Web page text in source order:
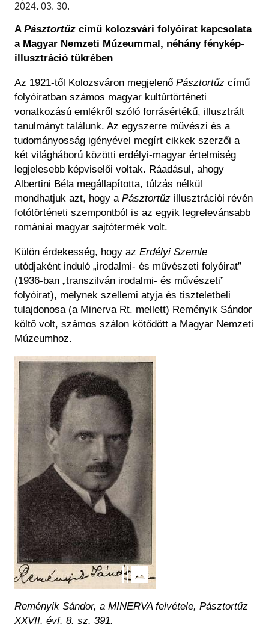
Régészet
Felnőttképzés
Közérdekű adatok
Történeti Fényképtár
Éremtár
Központi Könyvtár
2024. 03. 30.
A Pásztortűz című kolozsvári folyóirat kapcsolata
a Magyar Nemzeti Múzeummal, néhány fénykép-
illusztráció tükrében
Az 1921-től Kolozsváron megjelenő Pásztortűz című
folyóiratban számos magyar kultúrtörténeti
vonatkozású emlékről szóló forrásértékű, illusztrált
tanulmányt találunk. Az egyszerre művészi és a
tudományosság igényével megírt cikkek szerzői a
két világháború közötti erdélyi-magyar értelmiség
legjelesebb képviselői voltak. Ráadásul, ahogy
Albertini Béla megállapította, túlzás nélkül
mondhatjuk azt, hogy a Pásztortűz illusztrációi révén
fotótörténeti szempontból is az egyik legrelevánsabb
romániai magyar sajtótermék volt.
Külön érdekesség, hogy az Erdélyi Szemle
utódjaként induló „irodalmi- és művészeti folyóirat”
(1936-ban „transzilván irodalmi- és művészeti”
folyóirat), melynek szellemi atyja és tiszteletbeli
tulajdonosa (a Minerva Rt. mellett) Reményik Sándor
költő volt, számos szálon kötődött a Magyar Nemzeti
Múzeumhoz.
Kép
Reményik Sándor, a MINERVA felvétele, Pásztortűz
XXVII. évf. 8. sz. 391.